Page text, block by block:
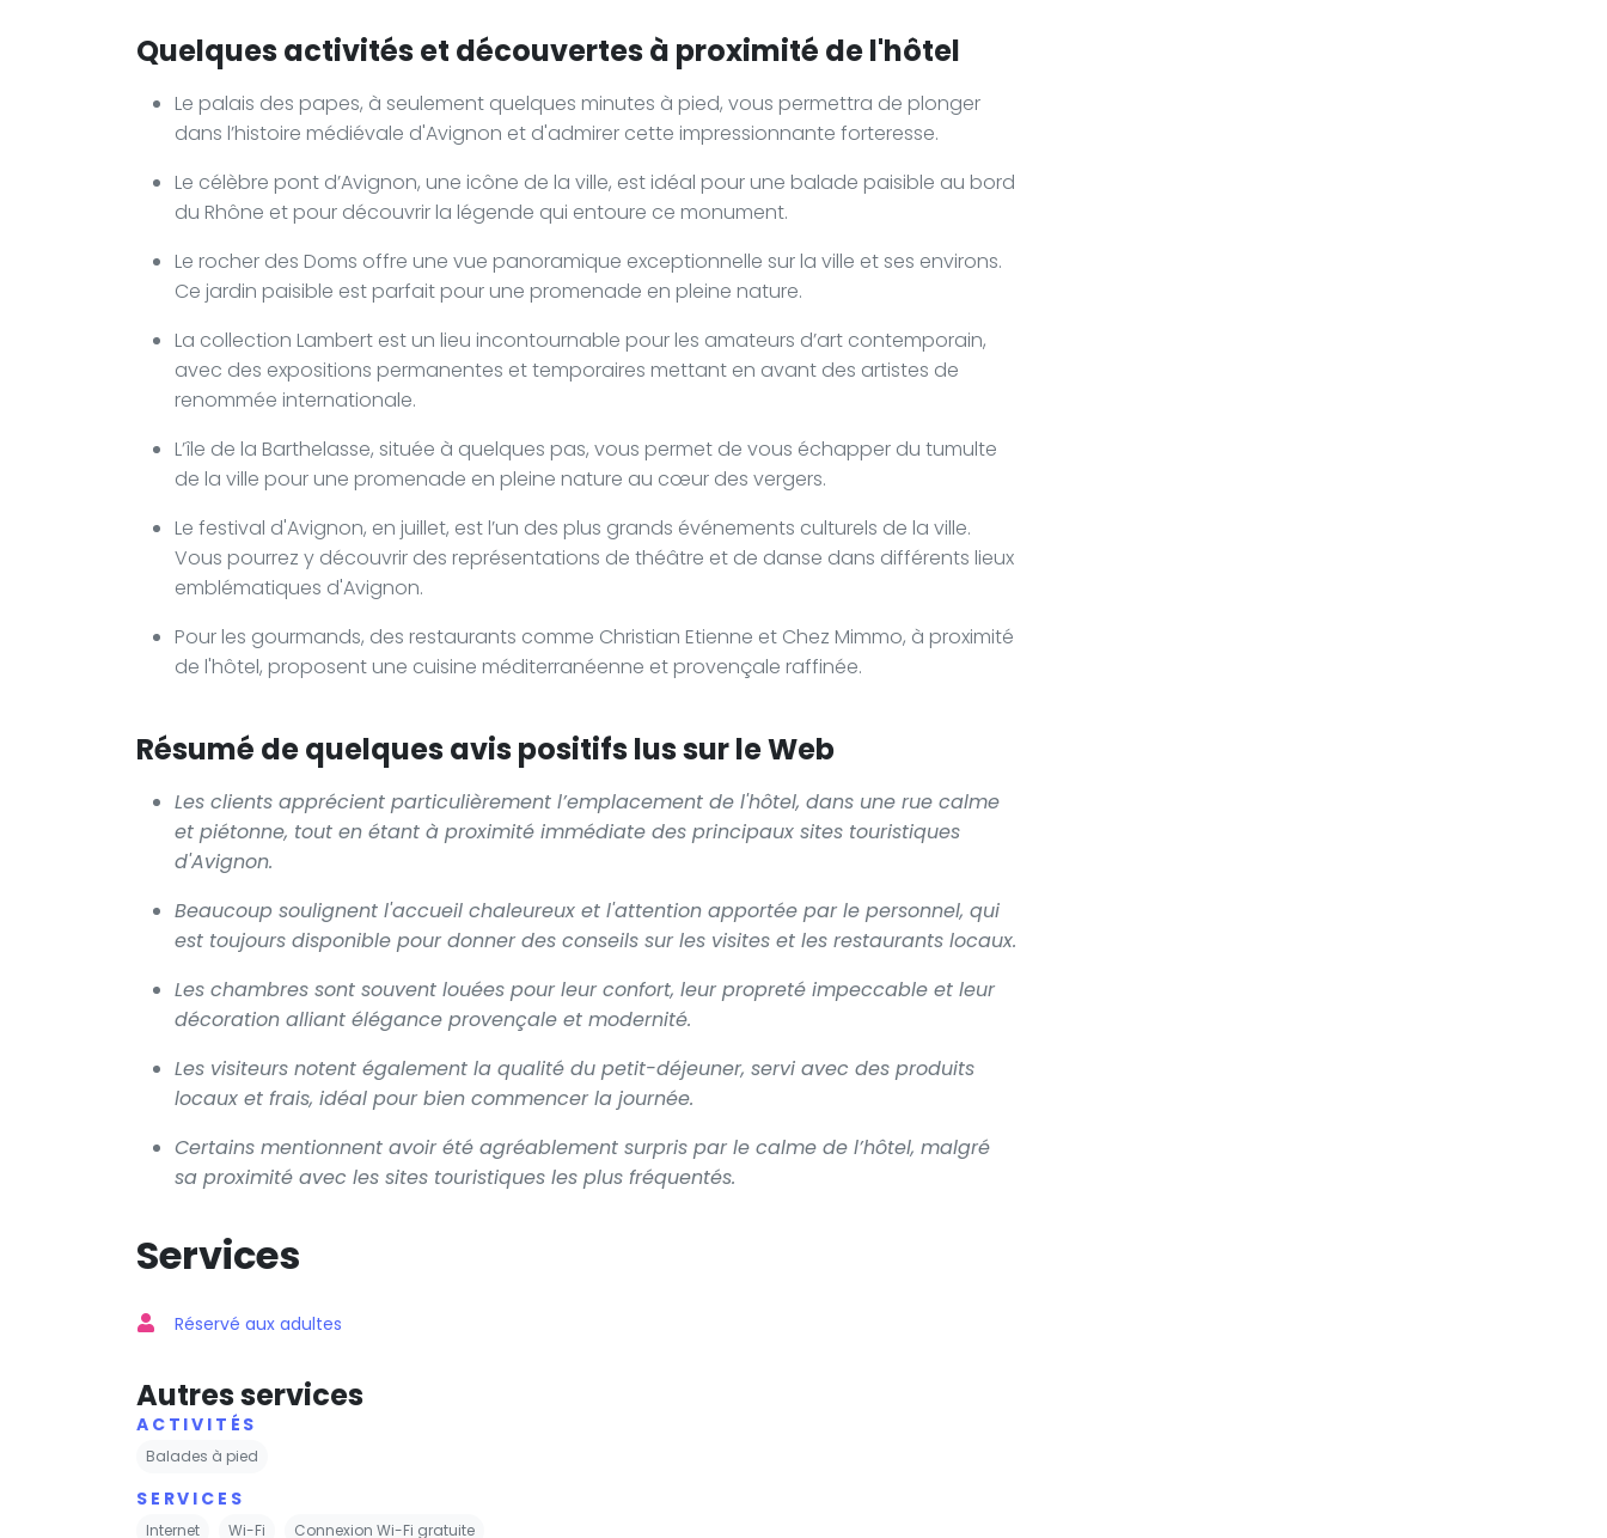
Quelques activités et découvertes à proximité de l'hôtel
Le palais des papes, à seulement quelques minutes à pied, vous permettra de plonger
dans l’histoire médiévale d'Avignon et d'admirer cette impressionnante forteresse.
Le célèbre pont d’Avignon, une icône de la ville, est idéal pour une balade paisible au bord
du Rhône et pour découvrir la légende qui entoure ce monument.
Le rocher des Doms offre une vue panoramique exceptionnelle sur la ville et ses environs.
Ce jardin paisible est parfait pour une promenade en pleine nature.
La collection Lambert est un lieu incontournable pour les amateurs d’art contemporain,
avec des expositions permanentes et temporaires mettant en avant des artistes de
renommée internationale.
L’île de la Barthelasse, située à quelques pas, vous permet de vous échapper du tumulte
de la ville pour une promenade en pleine nature au cœur des vergers.
Le festival d'Avignon, en juillet, est l’un des plus grands événements culturels de la ville.
Vous pourrez y découvrir des représentations de théâtre et de danse dans différents lieux
emblématiques d'Avignon.
Pour les gourmands, des restaurants comme Christian Etienne et Chez Mimmo, à proximité
de l'hôtel, proposent une cuisine méditerranéenne et provençale raffinée.
Résumé de quelques avis positifs lus sur le Web
Les clients apprécient particulièrement l’emplacement de l'hôtel, dans une rue calme
et piétonne, tout en étant à proximité immédiate des principaux sites touristiques
d'Avignon.
Beaucoup soulignent l'accueil chaleureux et l'attention apportée par le personnel, qui
est toujours disponible pour donner des conseils sur les visites et les restaurants locaux.
Les chambres sont souvent louées pour leur confort, leur propreté impeccable et leur
décoration alliant élégance provençale et modernité.
Les visiteurs notent également la qualité du petit-déjeuner, servi avec des produits
locaux et frais, idéal pour bien commencer la journée.
Certains mentionnent avoir été agréablement surpris par le calme de l’hôtel, malgré
sa proximité avec les sites touristiques les plus fréquentés.
Services
Réservé aux adultes
Autres services
ACTIVITÉS
Balades à pied
SERVICES
Internet Wi-Fi Connexion Wi-Fi gratuite